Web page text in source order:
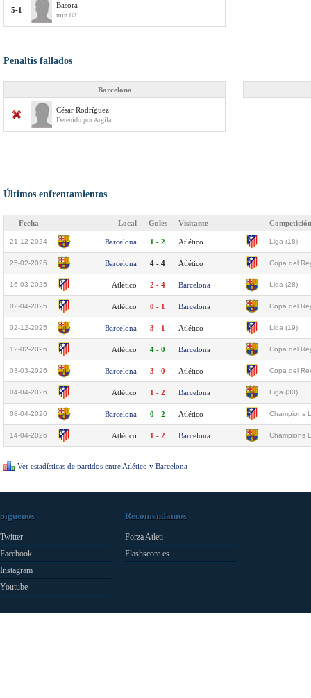
5-1
Basora
min.83
Penaltis fallados
Barcelona
César Rodríguez
Detenido por Argila
Últimos enfrentamientos
Fecha Local Goles Visitante Competición
21-12-2024 Barcelona 1 - 2 Atlético Liga (18)
25-02-2025 Barcelona 4 - 4 Atlético Copa del
16-03-2025 Atlético 2 - 4 Barcelona Liga (28)
02-04-2025 Atlético 0 - 1 Barcelona Copa del
02-12-2025 Barcelona 3 - 1 Atlético Liga (19)
12-02-2026 Atlético 4 - 0 Barcelona Copa del
03-03-2026 Barcelona 3 - 0 Atlético Copa del
04-04-2026 Atlético 1 - 2 Barcelona Liga (30)
08-04-2026 Barcelona 0 - 2 Atlético Champions
14-04-2026 Atlético 1 - 2 Barcelona Champions
Ver estadísticas de partidos entre Atlético y Barcelona
Síguenos
Twitter
Facebook
Instagram
Youtube
Recomendamos
Forza Atleti
Flashscore.es